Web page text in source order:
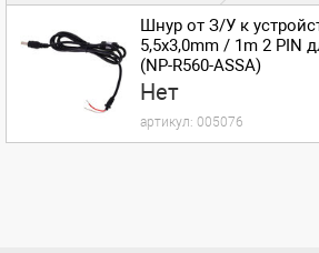
Шнур от З/У к
5,5x3,0mm / 1m 2 PIN
(NP-R560-ASSA)
Нет
артикул: 005076